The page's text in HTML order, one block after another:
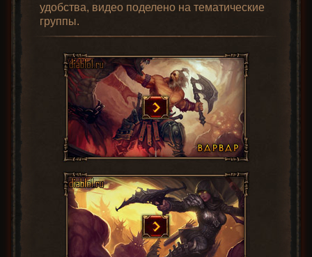
удобства, видео поделено на тематические
группы.